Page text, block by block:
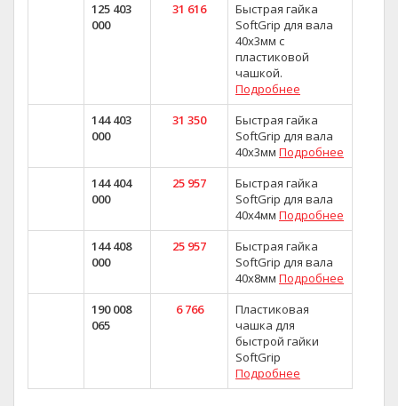
125 403
000
31 616
Быстрая гайка
SoftGrip для вала
40х3мм с
пластиковой
чашкой.
Подробнее
144 403
000
31 350
Быстрая гайка
SoftGrip для вала
40х3мм Подробнее
144 404
000
25 957
Быстрая гайка
SoftGrip для вала
40х4мм Подробнее
144 408
000
25 957
Быстрая гайка
SoftGrip для вала
40х8мм Подробнее
190 008
065
6 766
Пластиковая
чашка для
быстрой гайки
SoftGrip
Подробнее